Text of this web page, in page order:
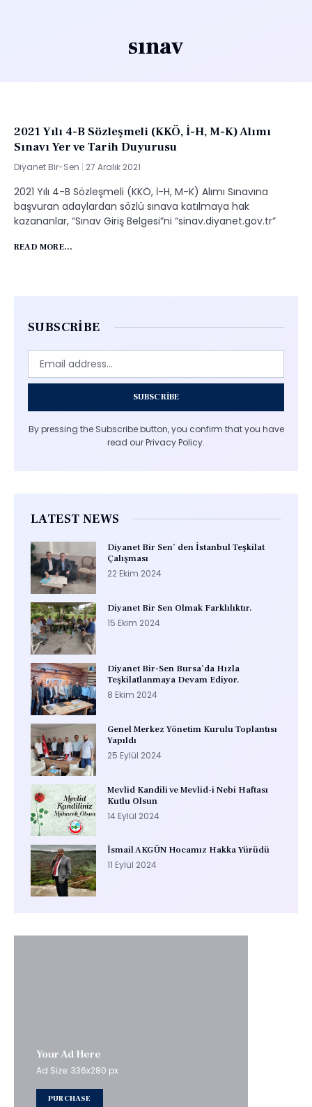
sınav
2021 Yılı 4-B Sözleşmeli (KKÖ, İ-H, M-K) Alımı
Sınavı Yer ve Tarih Duyurusu
Diyanet Bir-Sen 27 Aralık 2021
2021 Yılı 4-B Sözleşmeli (KKÖ, İ-H, M-K) Alımı Sınavına
başvuran adaylardan sözlü sınava katılmaya hak
kazananlar, “Sınav Giriş Belgesi”ni “sinav.diyanet.gov.tr​”
READ MORE...
SUBSCRIBE
SUBSCRIBE
By pressing the Subscribe button, you confirm that you have
read our Privacy Policy.
LATEST NEWS
Diyanet Bir Sen’ den İstanbul Teşkilat
Çalışması
22 Ekim 2024
Diyanet Bir Sen Olmak Farklılıktır.
15 Ekim 2024
Diyanet Bir-Sen Bursa’da Hızla
Teşkilatlanmaya Devam Ediyor.
8 Ekim 2024
Genel Merkez Yönetim Kurulu Toplantısı
Yapıldı
25 Eylül 2024
Mevlid Kandili ve Mevlid-i Nebi Haftası
Kutlu Olsun
14 Eylül 2024
İsmail AKGÜN Hocamız Hakka Yürüdü
11 Eylül 2024
Your Ad Here
Ad Size: 336x280 px
PURCHASE